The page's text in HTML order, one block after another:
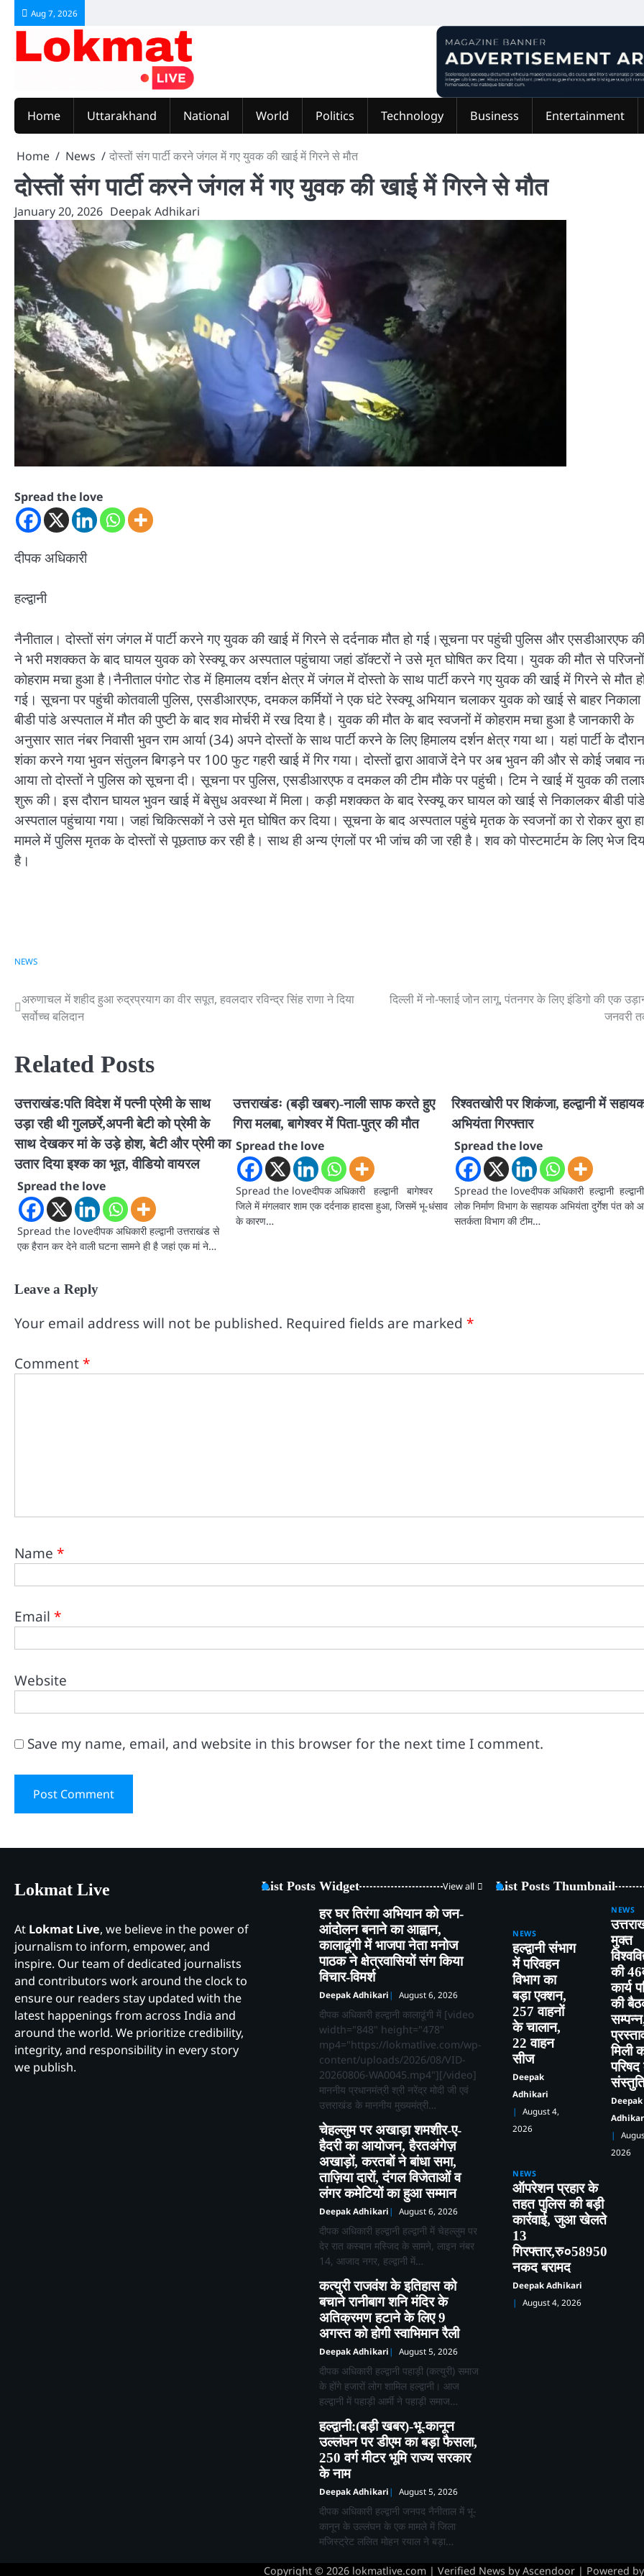
Aug 7, 2026
Home Uttarakhand National World Politics Technology Business Entertainment
Home News दोस्तों संग पार्टी करने जंगल में गए युवक की खाई में गिरने से मौत
दोस्तों संग पार्टी करने जंगल में गए युवक की खाई में गिरने से मौत
January 20, 2026 Deepak Adhikari
Spread the love
दीपक अधिकारी
हल्द्वानी
नैनीताल। दोस्तों संग जंगल में पार्टी करने गए युवक की खाई में गिरने से दर्दनाक मौत हो गई।सूचना पर पहुंची पुलिस और एसडीआरएफ
ने भरी मशक्कत के बाद घायल युवक को रेस्क्यू कर अस्पताल पहुंचाया जहां डॉक्टरों ने उसे मृत घोषित कर दिया। युवक की मौत से
कोहराम मचा हुआ है।नैनीताल पंगोट रोड में हिमालय दर्शन क्षेत्र में जंगल में दोस्तो के साथ पार्टी करने गए युवक की खाई में गिरने से मौत
गई। सूचना पर पहुंची कोतवाली पुलिस, एसडीआरएफ, दमकल कर्मियों ने एक घंटे रेस्क्यू अभियान चलाकर युवक को खाई से बाहर
बीडी पांडे अस्पताल में मौत की पुष्टी के बाद शव मोर्चरी में रख दिया है। युवक की मौत के बाद स्वजनों में कोहराम मचा हुआ है जानकारी के
अनुसार सात नंबर निवासी भुवन राम आर्या (34) अपने दोस्तों के साथ पार्टी करने के लिए हिमालय दर्शन क्षेत्र गया था। यहां पार्टी के
शंका करने गया भुवन संतुलन बिगड़ने पर 100 फुट गहरी खाई में गिर गया। दोस्तों द्वारा आवाजें देने पर अब भुवन की और से कोई जबाव
आया तो दोस्तों ने पुलिस को सूचना दी। सूचना पर पुलिस, एसडीआरएफ व दमकल की टीम माैके पर पहुंची। टिम ने खाई में युवक की
शुरू की। इस दौरान घायल भुवन खाई में बेसुध अवस्था में मिला। कड़ी मशक्कत के बाद रेस्क्यू कर घायल को खाई से निकालकर बीडी
अस्पताल पहुंचाया गया। जहां चिकित्सकों ने उसे मृत घोषित कर दिया। सूचना के बाद अस्पताल पहुंचे मृतक के स्वजनों का रो रोकर बुरा
मामले में पुलिस मृतक के दोस्तों से पूछताछ कर रही है। साथ ही अन्य एंगलों पर भी जांच की जा रही है। शव को पोस्टमार्टम के लिए भेज
है।
NEWS
Post
अरुणाचल में शहीद हुआ रुद्रप्रयाग का वीर सपूत, हवलदार रविन्द्र सिंह राणा ने दिया
सर्वोच्च बलिदान
दिल्ली में नो-फ्लाई जोन लागू, पंतनगर के लिए इंडिगो की एक
जनवरी
Related Posts
उत्तराखंड:पति विदेश में पत्नी प्रेमी के साथ
उड़ा रही थी गुलछर्रे,अपनी बेटी को प्रेमी के
साथ देखकर मां के उड़े होश, बेटी और प्रेमी का
उतार दिया इश्क का भूत, वीडियो वायरल
Spread the love
Spread the loveदीपक अधिकारी हल्द्वानी उत्तराखंड से
एक हैरान कर देने वाली घटना सामने ही है जहां एक मां ने…
उत्तराखंडः (बड़ी खबर)-नाली साफ करते हुए
गिरा मलबा, बागेश्वर में पिता-पुत्र की मौत
Spread the love
Spread the loveदीपक अधिकारी हल्द्वानी बागेश्वर
जिले में मंगलवार शाम एक दर्दनाक हादसा हुआ, जिसमें भू-धंसाव
के कारण…
रिश्वतखोरी पर शिकंजा, हल्द्वानी में
अभियंता गिरफ्तार
Spread the love
Spread the loveदीपक अधिकारी हल्द्वानी
लोक निर्माण विभाग के सहायक अभियंता दुर्गेश पंत को
सतर्कता विभाग की टीम…
Leave a Reply
Your email address will not be published. Required fields are marked *
Comment*
Name *
Email *
Website
Save my name, email, and website in this browser for the next time I comment.
Lokmat Live
At Lokmat Live, we believe in the power of
journalism to inform, empower, and
inspire. Our team of dedicated journalists
and contributors work around the clock to
ensure our readers stay updated with the
latest happenings from across India and
around the world. We prioritize credibility,
integrity, and responsibility in every story
we publish.
List Posts Widget View all
हर घर तिरंगा अभियान को जन-
आंदोलन बनाने का आह्वान,
कालाढूंगी में भाजपा नेता मनोज
पाठक ने क्षेत्रवासियों संग किया
विचार-विमर्श
Deepak Adhikari August 6, 2026
दीपक अधिकारी हल्द्वानी कालाढूंगी में [video
width="848" height="478"
mp4="https://lokmatlive.com/wp-
content/uploads/2026/08/VID-
20260806-WA0045.mp4"][/video]
माननीय प्रधानमंत्री श्री नरेंद्र मोदी जी एवं
उत्तराखंड के माननीय मुख्यमंत्री…
चेहल्लुम पर अखाड़ा शमशीर-ए-
हैदरी का आयोजन, हैरतअंगेज़
अखाड़ों, करतबों ने बांधा समा,
ताज़िया दारों, दंगल विजेताओं व
लंगर कमेटियों का हुआ सम्मान
Deepak Adhikari August 6, 2026
दीपक अधिकारी हल्द्वानी हल्द्वानी में चेहल्लुम पर
देर रात कस्बान मस्जिद के सामने, लाइन नंबर
14, आजाद नगर, हल्द्वानी में…
कत्युरी राजवंश के इतिहास को
बचाने रानीबाग शनि मंदिर के
अतिक्रमण हटाने के लिए 9
अगस्त को होगी स्वाभिमान रैली
Deepak Adhikari August 5, 2026
दीपक अधिकारी हल्द्वानी पहाड़ी (कत्युरी) समाज
के होंगे हजारों लोग शामिल हल्द्वानी। आज
हल्द्वानी में पहाड़ी आर्मी ने पहाड़ी समाज…
हल्द्वानी:(बड़ी खबर)-भू-कानून
उल्लंघन पर डीएम का बड़ा फैसला,
250 वर्ग मीटर भूमि राज्य सरकार
के नाम
Deepak Adhikari August 5, 2026
दीपक अधिकारी हल्द्वानी जनपद नैनीताल में भू-
कानून के उल्लंघन के एक मामले में जिला
मजिस्ट्रेट ललित मोहन रयाल ने बड़ा…
List Posts Thumbnail
NEWS
हल्द्वानी संभाग
में परिवहन
विभाग का
बड़ा एक्शन,
257 वाहनों
के चालान,
22 वाहन
सीज
Deepak
Adhikari
August 4,
2026
NEWS
मुक्त
की
कार्य
की
मिली
Deepak
2026
NEWS
ऑपरेशन प्रहार के
तहत पुलिस की बड़ी
कार्रवाई, जुआ खेलते
13
गिरफ्तार,रु०58950
नकद बरामद
Deepak Adhikari
August 4, 2026
Copyright © 2026 lokmatlive.com| Verified News by Ascendoor| Powered by